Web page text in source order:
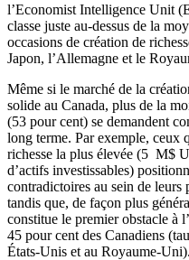
l’Economist Intelligence Unit
classe juste au-dessus de la
occasions de création de
Japon, l’Allemagne et le
Même si le marché de la
solide au Canada, plus de la
(53 pour cent) se demandent
long terme. Par exemple, ceux
richesse la plus élevée (5 M$
d’actifs investissables)
contradictoires au sein de
tandis que, de façon plus
constitue le premier obstacle à
45 pour cent des Canadiens
États-Unis et au Royaume-Uni).